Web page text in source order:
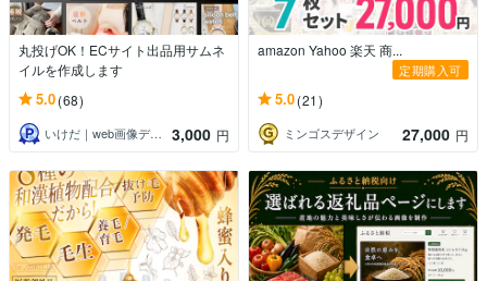
丸投げOK！ECサイト出品用サムネ
イルを作成します
5.0(68)
いけだ｜web画像デザイン全般 3,000 円
amazon Yahoo 楽天 商...
定期購入可
5.0(21)
ミンゴスデザイン 27,000 円